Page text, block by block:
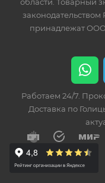
принадлежат
Работаем 24/7.
Доставка по